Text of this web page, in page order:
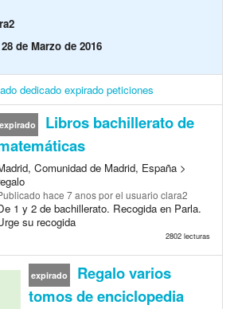
de Marzo de 2016
dedicado expirado peticiones
expirado
Libros bachillerato de
Comunidad de Madrid, España >
hace 7 anospor el usuario clara2
1 y 2 de bachillerato. Recogida en Parla.
su recogida
2802 lecturas
expirado
Regalo varios
tomos de enciclopedia